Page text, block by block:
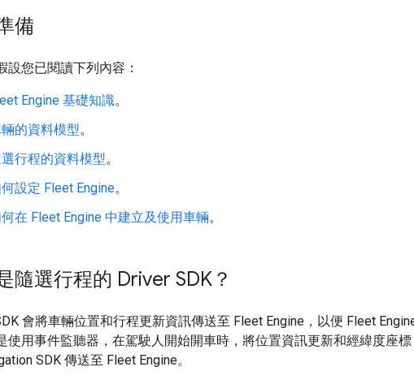
備
設您已閱讀下列內容：
Engine 基礎知識。
的資料模型。
行程的資料模型。
設定 Fleet Engine。
在 Fleet Engine 中建立及使用車輛。
隨選行程的 Driver SDK？
會將車輛位置和行程更新資訊傳送至 Fleet Engine，以便 Fleet
使用事件監聽器，在駕駛人開始開車時，將位置資訊更新和經緯度座
SDK 傳送至 Fleet Engine。